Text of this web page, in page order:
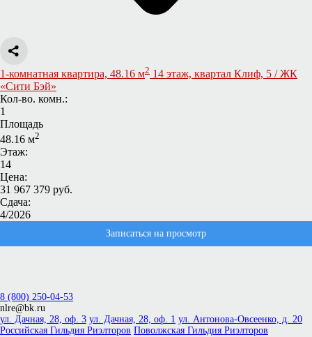
1-комнатная квартира, 48.16 м2 14 этаж, квартал Клиф, 5 / ЖК
«Сити Бэй»
Кол-во. комн.:
1
Площадь
48.16 м2
Этаж:
14
Цена:
31 967 379 руб.
Сдача:
4/2026
Записаться на просмотр
8 (800) 250-04-53
nlre@bk.ru
ул. Дачная, 28, оф. 3 ул. Дачная, 28, оф. 1 ул. Антонова-Овсеенко, д. 20
Российская Гильдия Риэлторов Поволжская Гильдия Риэлторов